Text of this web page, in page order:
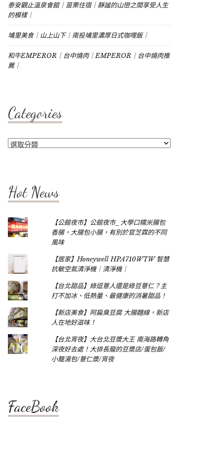
泰安觀止溫泉會館｜苗栗住宿｜靜謐的山巒之間享受人生
的模樣｜
埔里美食｜山上山下｜南投埔里濃厚日式咖哩飯｜
和牛EMPEROR｜台中燒肉｜EMPEROR｜台中燒肉推
薦｜
Categories
Categories
Hot News
【公館夜市】公館夜市_大學口糯米腸包
香腸，大腸包小腸，有別於官芝霖的不同
風味
【居家】Honeywell HPA710WTW 智慧
抗敏空氣清淨機｜清淨機｜
【台北甜品】綠逗薏人還是綠豆薏仁？主
打不加冰、低熱量、最健康的消暑甜品！
【新店美食】阿扁臭豆腐 大腸麵線，新店
人在地好滋味！
【台北宵夜】大台北豆漿大王 南海路轉角
深夜好去處！大排長龍的豆漿店/蛋包飯/
小籠湯包/薏仁漿/宵夜
FaceBook